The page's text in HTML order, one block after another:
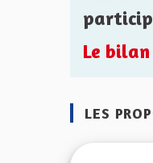
Le
LES